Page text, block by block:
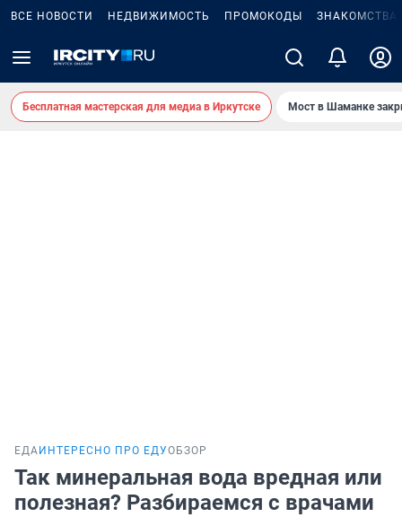
ВСЕ НОВОСТИ НЕДВИЖИМОСТЬ ПРОМОКОДЫ ЗНАКОМСТВА
Бесплатная мастерская для медиа в Иркутске Мост в Шаманке
ЕДА ИНТЕРЕСНО ПРО ЕДУОБЗОР
Так минеральная вода вредная или
полезная? Разбираемся с врачами